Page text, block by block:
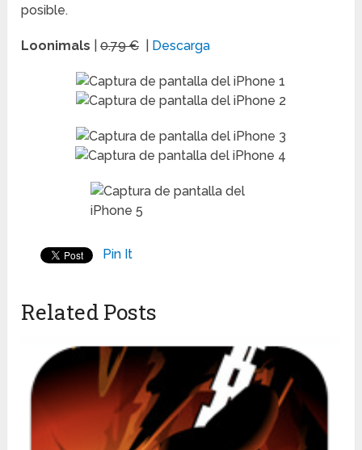
posible.
Loonimals |0.79 € Descarga
Pin It
Related Posts